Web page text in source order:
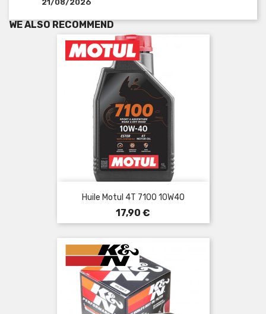
WE ALSO RECOMMEND
Huile Motul 4T 7100 10W40
Prix
17,90 €